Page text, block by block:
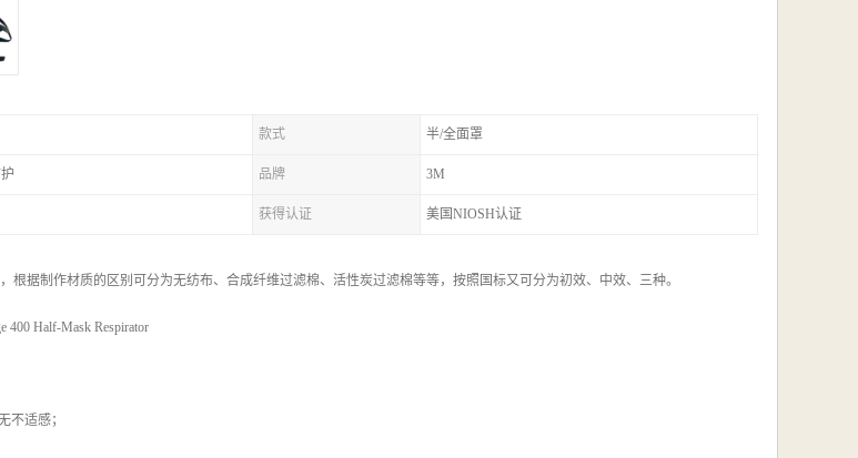
款式 半/全面罩
品牌 3M
获得认证 美国NIOSH认证
根据制作材质的区别可分为无纺布、合成纤维过滤棉、活性炭过滤棉等等，按照国标又可分为初效、中效、三种。
400 Half-Mask Respirator
不适感；